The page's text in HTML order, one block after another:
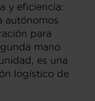
y eficiencia:
autónomos
para
mano
es una
logístico de